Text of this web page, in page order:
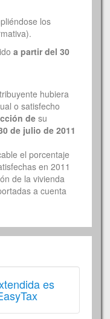
los
a partir del 30
hubiera
o satisfecho
de su
de julio de 2011
el porcentaje
en 2011
de la vivienda
a cuenta
es